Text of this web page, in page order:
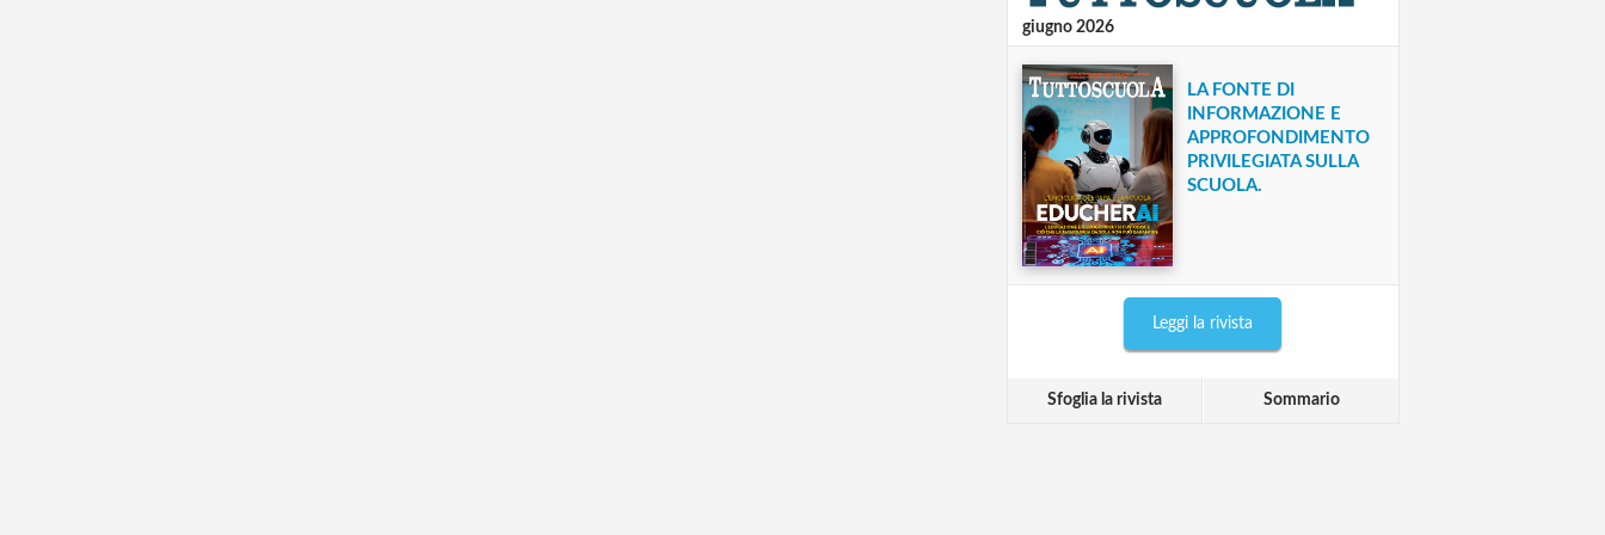
giugno 2026
LA FONTE DI
INFORMAZIONE E
APPROFONDIMENTO
PRIVILEGIATA SULLA
SCUOLA.
Leggi la rivista
Sfoglia la rivista Sommario